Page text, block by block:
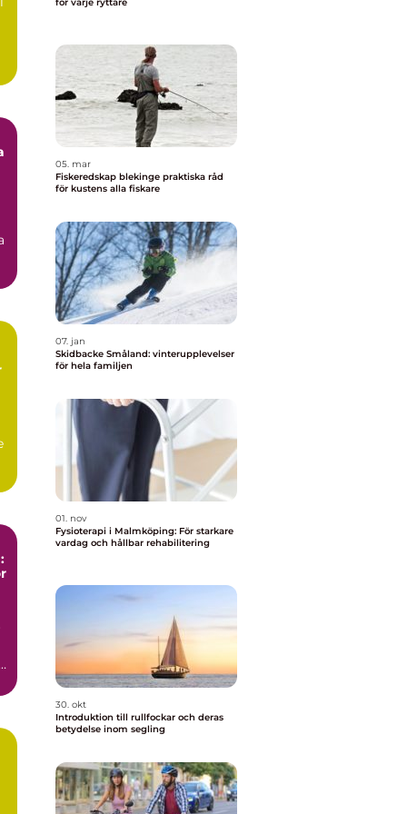
05. mar
Fiskeredskap blekinge praktiska råd
för kustens alla fiskare
07. jan
Skidbacke Småland: vinterupplevelser
för hela familjen
01. nov
Fysioterapi i Malmköping: För starkare
vardag och hållbar rehabilitering
30. okt
Introduktion till rullfockar och deras
betydelse inom segling